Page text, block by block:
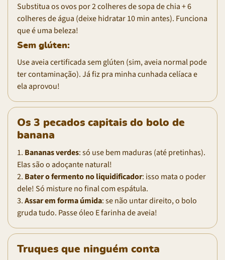
Substitua os ovos por 2 colheres de sopa de chia + 6
colheres de água (deixe hidratar 10 min antes). Funciona
que é uma beleza!
Sem glúten:
Use aveia certificada sem glúten (sim, aveia normal pode
ter contaminação). Já fiz pra minha cunhada celíaca e
ela aprovou!
Os 3 pecados capitais do bolo de
banana
1. Bananas verdes: só use bem maduras (até pretinhas).
Elas são o adoçante natural!
2. Bater o fermento no liquidificador: isso mata o poder
dele! Só misture no final com espátula.
3.Assar em forma úmida: se não untar direito, o bolo
gruda tudo. Passe óleo E farinha de aveia!
Truques que ninguém conta